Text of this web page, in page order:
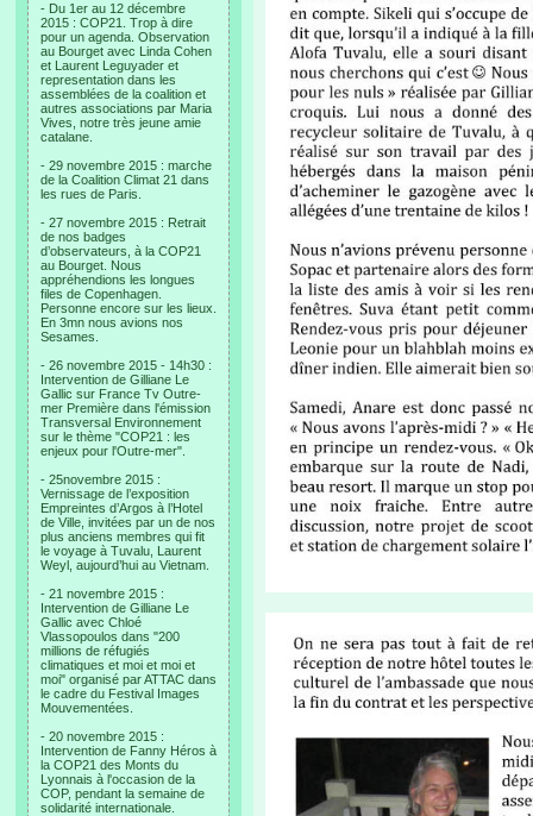
- Du 1er au 12 décembre
2015 : COP21. Trop à dire
pour un agenda. Observation
au Bourget avec Linda Cohen
et Laurent Leguyader et
representation dans les
assemblées de la coalition et
autres associations par Maria
Vives, notre très jeune amie
catalane.
- 29 novembre 2015 : marche
de la Coalition Climat 21 dans
les rues de Paris.
- 27 novembre 2015 : Retrait
de nos badges
d’observateurs, à la COP21
au Bourget. Nous
appréhendions les longues
files de Copenhagen.
Personne encore sur les lieux.
En 3mn nous avions nos
Sesames.
- 26 novembre 2015 - 14h30 :
Intervention de Gilliane Le
Gallic sur France Tv Outre-
mer Première dans l'émission
Transversal Environnement
sur le thème "COP21 : les
enjeux pour l'Outre-mer".
- 25novembre 2015 :
Vernissage de l’exposition
Empreintes d’Argos à l’Hotel
de Ville, invitées par un de nos
plus anciens membres qui fit
le voyage à Tuvalu, Laurent
Weyl, aujourd’hui au Vietnam.
- 21 novembre 2015 :
Intervention de Gilliane Le
Gallic avec Chloé
Vlassopoulos dans "200
millions de réfugiés
climatiques et moi et moi et
moi" organisé par ATTAC dans
le cadre du Festival Images
Mouvementées.
- 20 novembre 2015 :
Intervention de Fanny Héros à
la COP21 des Monts du
Lyonnais à l'occasion de la
COP, pendant la semaine de
solidarité internationale.